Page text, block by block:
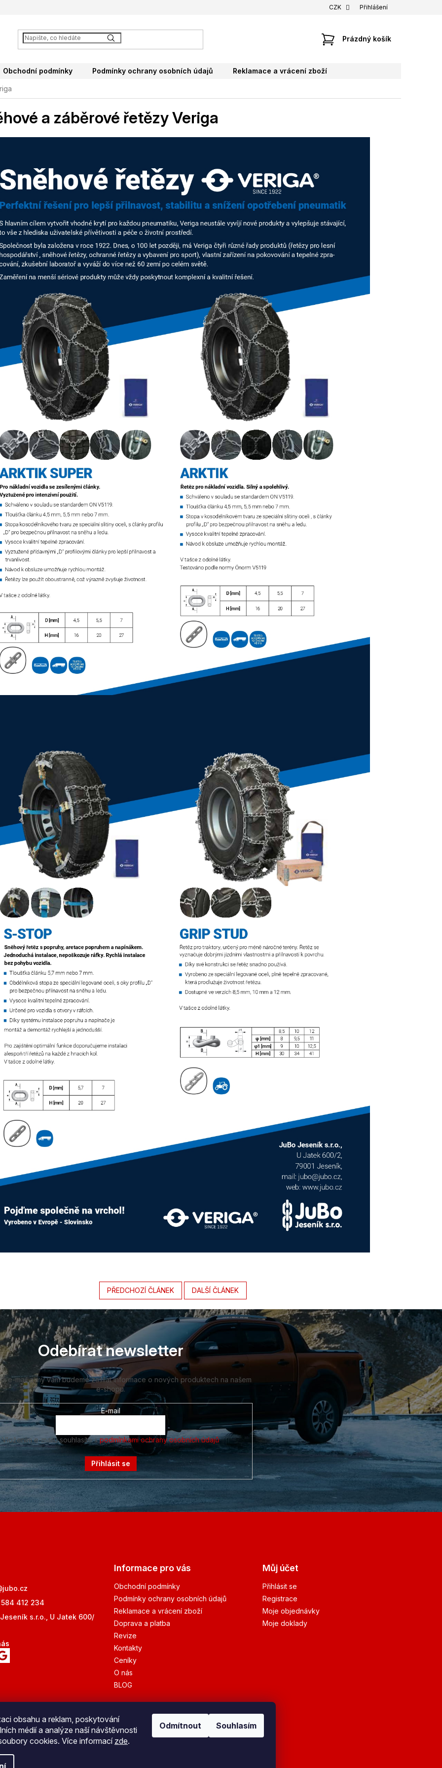
obsahu a reklam, poskytování
médií a analýze naší návštěvnosti
cookies. Více informací zde.
Odmítnout Souhlasím
CZK Přihlášení
NÁKUPNÍ
Prázdný košík
Obchodní podmínky Podmínky ochrany osobních údajů Reklamace a vrácení zboží
a záběrové řetězy Veriga
PŘEDCHOZÍ ČLÁNEK DALŠÍ ČLÁNEK
Odebírat newsletter
e-mail a my vám budeme zasílat informace o nových produktech na našem
e-shopu.
E-mail
Vložením e-mailu souhlasíte spodmínkami ochrany osobních údajů
Přihlásit se
jubo.cz
412 234
s.r.o., U Jatek 600/
Informace pro vás
Obchodní podmínky
Podmínky ochrany osobních údajů
Reklamace a vrácení zboží
Doprava a platba
Revize
Kontakty
Ceníky
O nás
BLOG
Můj účet
Přihlásit se
Registrace
Moje objednávky
Moje doklady
Bezpečná platba